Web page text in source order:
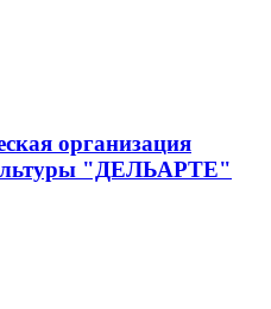
организация
"ДЕЛЬАРТЕ"